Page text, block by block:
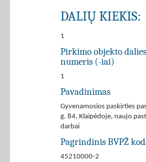
DALIŲ KIEKIS:
1
Pirkimo objekto
numeris (-iai)
1
Pavadinimas
Gyvenamosios paskirties
g. 84, Klaipėdoje, naujo
darbai
Pagrindinis BVPŽ
45210000-2